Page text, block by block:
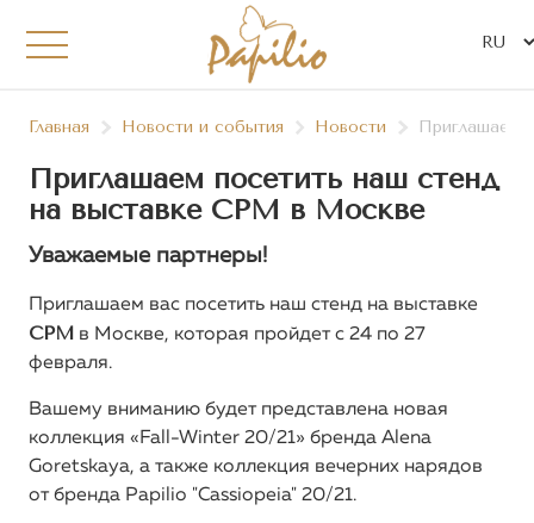
Главная Новости и события Новости Приглашаем
Приглашаем посетить наш стенд
на выставке CPM в Москве
Уважаемые партнеры!
Приглашаем вас посетить наш стенд на выставке
CPM в Москве, которая пройдет с 24 по 27
февраля.
Вашему вниманию будет представлена новая
коллекция «Fall-Winter 20/21» бренда Alena
Goretskaya, а также коллекция вечерних нарядов
от бренда Papilio "Cassiopeia" 20/21.